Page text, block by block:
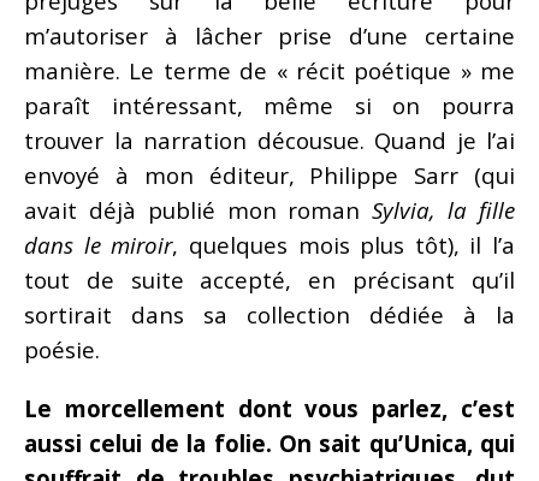
m’autoriser à lâcher prise d’une certaine
manière. Le terme de « récit poétique » me
paraît intéressant, même si on pourra
trouver la narration décousue. Quand je l’ai
envoyé à mon éditeur, Philippe Sarr (qui
avait déjà publié mon romanSylvia, la fille
dans le miroir, quelques mois plus tôt), il l’a
tout de suite accepté, en précisant qu’il
sortirait dans sa collection dédiée à la
poésie.
Le morcellement dont vous parlez, c’est
aussi celui de la folie. On sait qu’Unica, qui